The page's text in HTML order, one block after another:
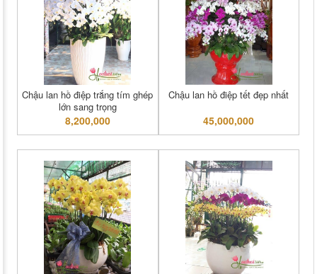
Chậu lan hồ điệp trắng tím ghép
lớn sang trọng
8,200,000
Chậu lan hồ điệp tết đẹp nhất
45,000,000